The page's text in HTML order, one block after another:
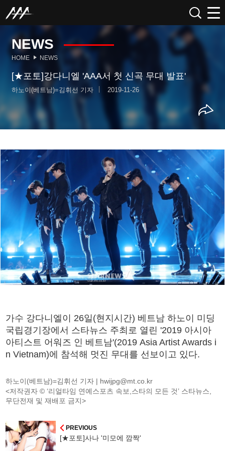
NEWS
HOME NEWS
[★포토]강다니엘 'AAA서 첫 신곡 무대 발표'
하노이(베트남)=김휘선 기자 2019-11-26
가수 강다니엘이 26일(현지시간) 베트남 하노이 미딩
국립경기장에서 스타뉴스 주최로 열린 '2019 아시아
아티스트 어워즈 인 베트남'(2019 Asia Artist Awards i
n Vietnam)에 참석해 멋진 무대를 선보이고 있다.
하노이(베트남)=김휘선 기자 | hwijpg@mt.co.kr
<저작권자 © ‘리얼타임 연예스포츠 속보,스타의 모든 것’ 스타뉴스,
무단전재 및 재배포 금지>
PREVIOUS
[★포토]사나 '미모에 깜짝'